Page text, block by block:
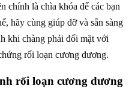
chính là chìa khóa để các bạn
hãy cùng giúp đỡ và sẵn sàng
khi chàng phải đối mặt với
rối loạn cương dương.
rối loạn cương dương